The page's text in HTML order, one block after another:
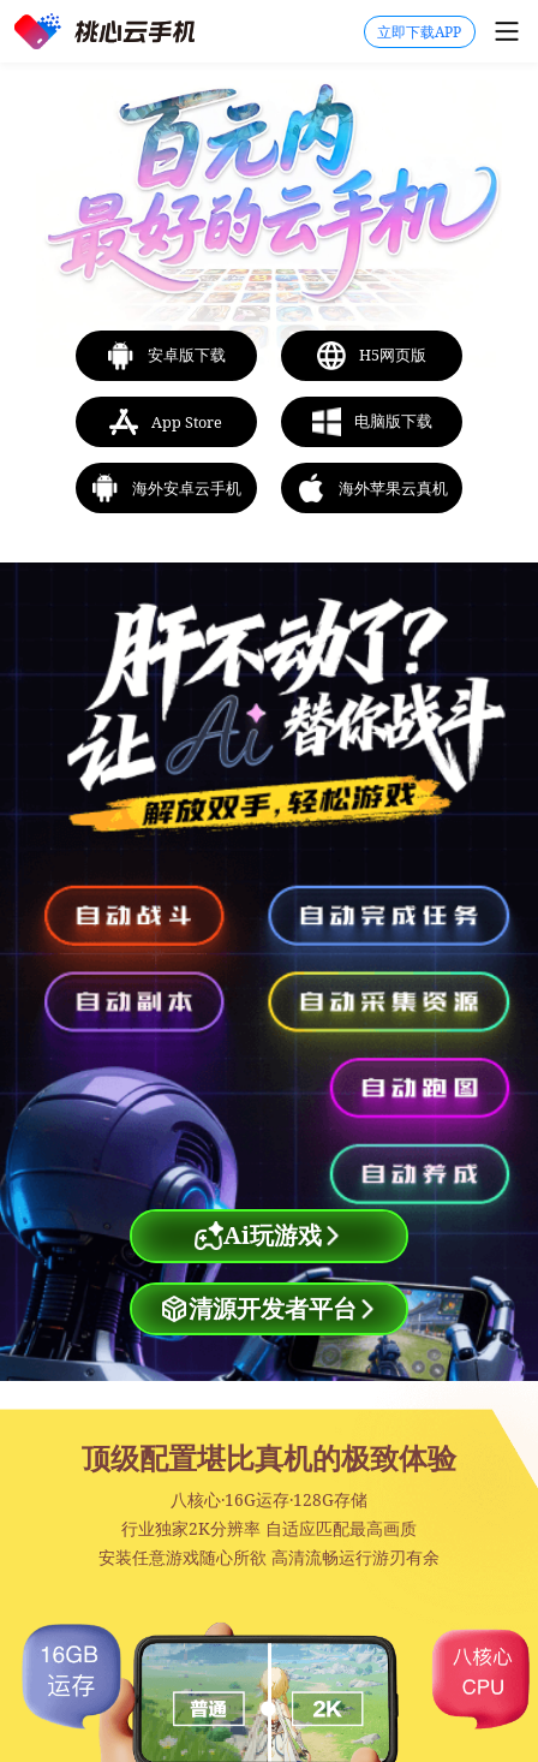
立即下载APP
安卓版下载
电脑版下载
H5网页版
App Store
海外安卓云手机 海外苹果云真机
Ai玩游戏
清源开发者平台
顶级配置堪比真机的极致体验
八核心·16G运存·128G存储
行业独家2K分辨率 自适应匹配最高画质
安装任意游戏随心所欲 高清流畅运行游刃有余